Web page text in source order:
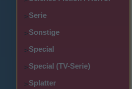
>Serie
>Sonstige
>Special
>Special (TV-Serie)
>Splatter